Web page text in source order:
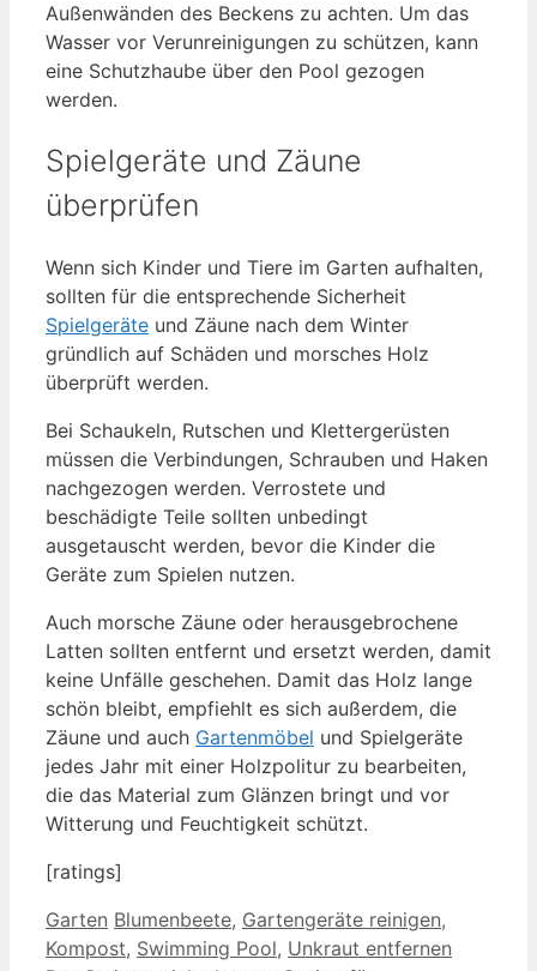
Außenwänden des Beckens zu achten. Um das
Wasser vor Verunreinigungen zu schützen, kann
eine Schutzhaube über den Pool gezogen
werden.
Spielgeräte und Zäune
überprüfen
Wenn sich Kinder und Tiere im Garten aufhalten,
sollten für die entsprechende Sicherheit
Spielgeräte und Zäune nach dem Winter
gründlich auf Schäden und morsches Holz
überprüft werden.
Bei Schaukeln, Rutschen und Klettergerüsten
müssen die Verbindungen, Schrauben und Haken
nachgezogen werden. Verrostete und
beschädigte Teile sollten unbedingt
ausgetauscht werden, bevor die Kinder die
Geräte zum Spielen nutzen.
Auch morsche Zäune oder herausgebrochene
Latten sollten entfernt und ersetzt werden, damit
keine Unfälle geschehen. Damit das Holz lange
schön bleibt, empfiehlt es sich außerdem, die
Zäune und auch Gartenmöbel und Spielgeräte
jedes Jahr mit einer Holzpolitur zu bearbeiten,
die das Material zum Glänzen bringt und vor
Witterung und Feuchtigkeit schützt.
[ratings]
Kategorien
Garten Schlagwörter
Blumenbeete, Gartengeräte reinigen,
Kompost, Swimming Pool, Unkraut entfernen